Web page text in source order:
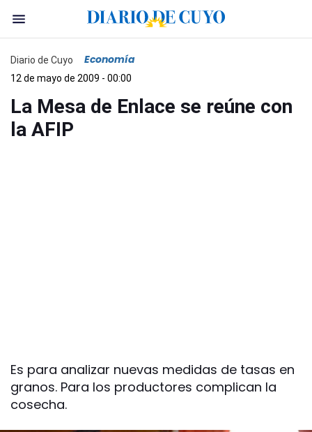
Diario de Cuyo Economía
12 de mayo de 2009 - 00:00
La Mesa de Enlace se reúne con
la AFIP
Es para analizar nuevas medidas de tasas en
granos. Para los productores complican la
cosecha.